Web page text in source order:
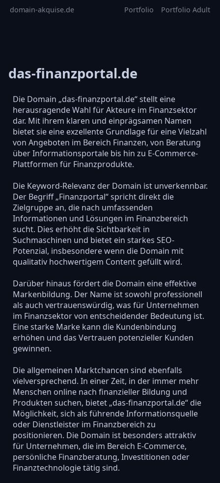
domain-akquise.de Portfolio Portfolio Adult
das-finanzportal.de
Die Domain „das-finanzportal.de“ stellt eine
herausragende Wahl für Akteure im Finanzsektor
dar. Mit ihrem klaren und einprägsamen Namen
bietet sie eine exzellente Grundlage für eine Vielzahl
von Angeboten im Bereich Finanzen, von Beratung
über Informationsportale bis hin zu E-Commerce-
Plattformen für Finanzprodukte.
Die Keyword-Relevanz der Domain ist unverkennbar.
Der Begriff „Finanzportal“ spricht direkt die
Zielgruppe an, die nach umfassenden
Informationen und Lösungen im Finanzbereich
sucht. Dies erhöht die Sichtbarkeit in
Suchmaschinen und bietet ein starkes SEO-
Potenzial, insbesondere wenn die Domain mit
qualitativ hochwertigem Content gefüllt wird.
Darüber hinaus fördert die Domain eine effektive
Markenbildung. Der Name ist sowohl professionell
als auch vertrauenswürdig, was für Unternehmen
im Finanzsektor von entscheidender Bedeutung ist.
Eine starke Marke kann die Kundenbindung
erhöhen und das Vertrauen potenzieller Kunden
gewinnen.
Die allgemeinen Marktchancen sind ebenfalls
vielversprechend. In einer Zeit, in der immer mehr
Menschen online nach finanzieller Bildung und
Produkten suchen, bietet „das-finanzportal.de“ die
Möglichkeit, sich als führende Informationsquelle
oder Dienstleister im Finanzbereich zu
positionieren. Die Domain ist besonders attraktiv
für Unternehmen, die im Bereich E-Commerce,
persönliche Finanzberatung, Investitionen oder
Finanztechnologie tätig sind.